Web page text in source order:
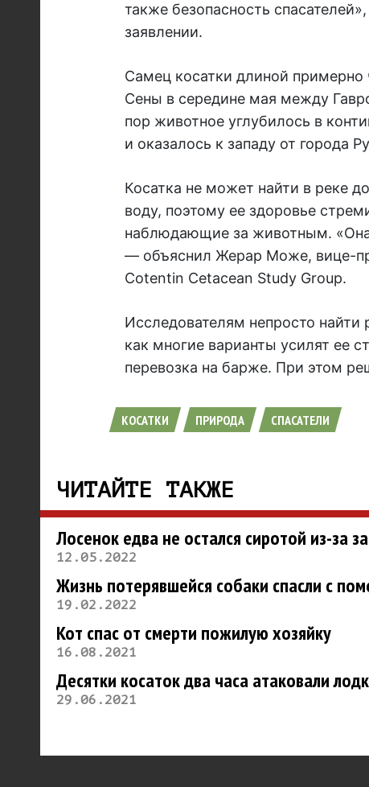
также безопасность
заявлении.
Самец косатки длиной
Сены в середине мая между
пор животное углубилось в
и оказалось к западу от города
Косатка не может найти в реке
воду, поэтому ее здоровье
наблюдающие за животным. «Она
— объяснил Жерар Може, вице-
Cotentin Cetacean Study Group.
Исследователям непросто найти
как многие варианты усилят ее
перевозка на барже. При этом
КОСАТКИ ПРИРОДА СПАСАТЕЛИ
ЧИТАЙТЕ ТАКЖЕ
Лосенок едва не остался сиротой из-за
12.05.2022
Жизнь потерявшейся собаки спасли с
19.02.2022
Кот спас от смерти пожилую хозяйку
16.08.2021
Десятки косаток два часа атаковали
29.06.2021